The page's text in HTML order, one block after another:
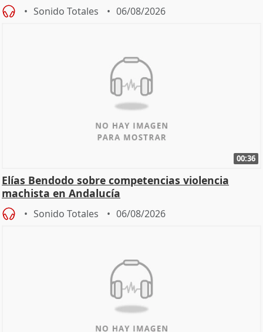
Sonido Totales 06/08/2026
00:36
Elías Bendodo sobre competencias violencia
machista en Andalucía
Sonido Totales 06/08/2026